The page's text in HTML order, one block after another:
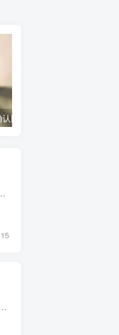
一段话，每天重复，每天植入，直到深耕植入到你的潜意识 李大庆(李...
15
，养卡提额不是一下就可以搞成的，是一定周期内慢慢完成的，好的方法加好的机器和好的消费习惯是根本...